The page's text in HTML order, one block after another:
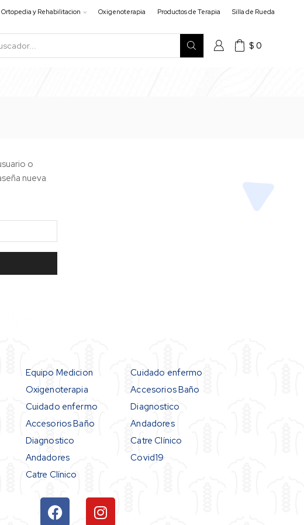
Ortopedia y Rehabilitacion Oxigenoterapia Productos de Terapia Silla de Rueda
$ 0
o
nueva
Equipo Medicion
Oxigenoterapia
Cuidado enfermo
Accesorios Baño
Diagnostico
Andadores
Catre Clínico
Cuidado enfermo
Accesorios Baño
Diagnostico
Andadores
Catre Clínico
Covid19